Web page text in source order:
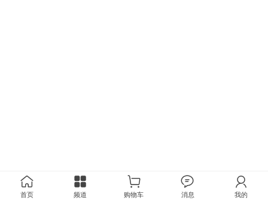
首页 频道 购物车 消息 我的